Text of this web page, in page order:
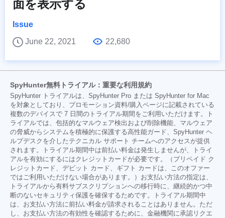
面を表示する
Issue
June 22, 2021
22,680
SpyHunter無料トライアル：重要な利用規約
SpyHunter トライアルは、SpyHunter Pro または SpyHunter for Mac
を対象としており、プロモーション資料/購入ページに記載されている
複数のデバイスで 7 日間のトライアル期間をご利用いただけます。ト
ライアルでは、包括的なマルウェア検出および削除機能、マルウェア
の脅威からシステムを積極的に保護する高性能ガード、SpyHunter ヘ
ルプデスクを介したテクニカル サポート チームへのアクセスが提供
されます。トライアル期間中は前払い料金は発生しませんが、トライ
アルを有効にするにはクレジットカードが必要です。（プリペイド ク
レジットカード、デビット カード、ギフト カードは、このオファー
ではご利用いただけない場合があります。）お支払い方法の指定は、
トライアルから有料サブスクリプションへの移行時に、継続的かつ中
断のないセキュリティ保護を確保するためです。トライアル期間中
は、お支払い方法に前払い料金が請求されることはありません。ただ
し、お支払い方法の有効性を確認するために、金融機関に承認リクエ